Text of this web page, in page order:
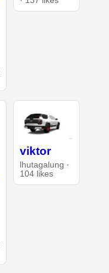
viktor
lhutagalung ·
104 likes